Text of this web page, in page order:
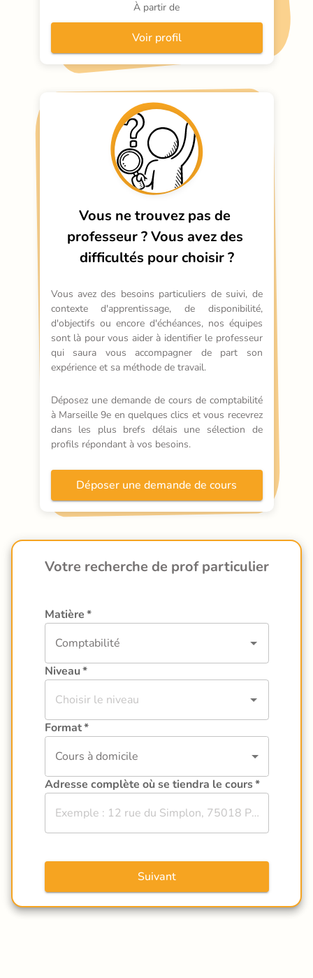
À partir de
Voir profil
Vous ne trouvez pas de
professeur ? Vous avez des
difficultés pour choisir ?
Vous avez des besoins particuliers de suivi, de
contexte d'apprentissage, de disponibilité,
d'objectifs ou encore d'échéances, nos équipes
sont là pour vous aider à identifier le professeur
qui saura vous accompagner de part son
expérience et sa méthode de travail.
Déposez une demande de cours de comptabilité
à Marseille 9e en quelques clics et vous recevrez
dans les plus brefs délais une sélection de
profils répondant à vos besoins.
Déposer une demande de cours
Votre recherche de prof particulier
Matière*
Niveau*
Format*
Cours à domicile
Adresse complète où se tiendra le cours*
Suivant